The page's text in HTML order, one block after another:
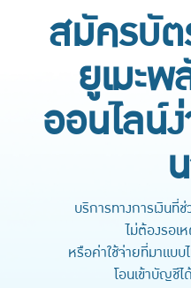
สมัครบั
ยูเมะ
ออนไลน์
บริการทางการเงินที่
ไม่ต้องรอ
หรือค่าใช้จ่ายที่มาแบ
โอนเข้าบัญชี